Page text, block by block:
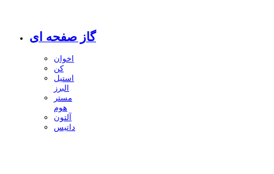
گاز صفحه ای
اخوان
کن
استیل
البرز
مستر
هوم
آلتون
داتیس